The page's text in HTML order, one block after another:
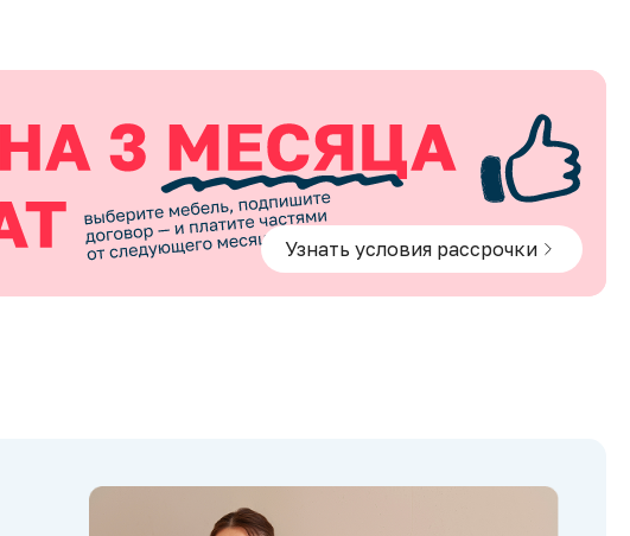
Узнать условия рассрочки